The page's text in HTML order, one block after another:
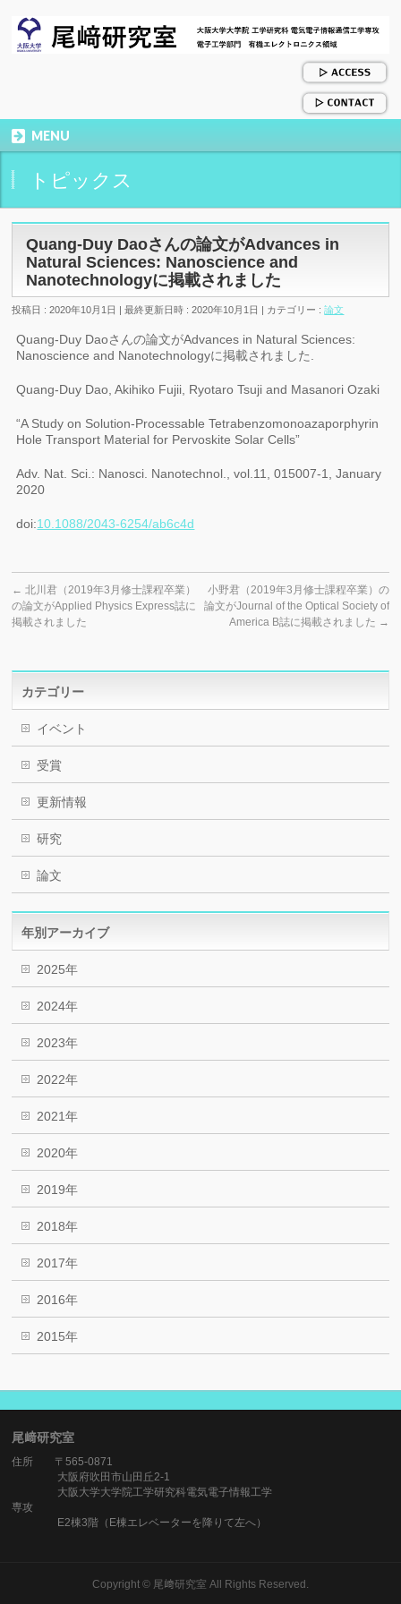
MENU
トピックス
Quang-Duy Daoさんの論文がAdvances in
Natural Sciences: Nanoscience and
Nanotechnologyに掲載されました
投稿日 : 2020年10月1日 最終更新日時 : 2020年10月1日 カテゴリー :論文
Quang-Duy Daoさんの論文がAdvances in Natural Sciences:
Nanoscience and Nanotechnologyに掲載されました.
Quang-Duy Dao, Akihiko Fujii, Ryotaro Tsuji and Masanori Ozaki
“A Study on Solution-Processable Tetrabenzomonoazaporphyrin
Hole Transport Material for Pervoskite Solar Cells”
Adv. Nat. Sci.: Nanosci. Nanotechnol., vol.11, 015007-1, January
2020
doi:10.1088/2043-6254/ab6c4d
← 北川君（2019年3月修士課程卒業）
の論文がApplied Physics Express誌に
掲載されました
小野君（2019年3月修士課程卒業）の
論文がJournal of the Optical Society of
America B誌に掲載されました →
カテゴリー
イベント
受賞
更新情報
研究
論文
年別アーカイブ
2025年
2024年
2023年
2022年
2021年
2020年
2019年
2018年
2017年
2016年
2015年
尾﨑研究室
住所 〒565-0871
大阪府吹田市山田丘2-1
大阪大学大学院工学研究科電気電子情報工学
専攻
E2棟3階（E棟エレベーターを降りて左へ）
Copyright © 尾﨑研究室 All Rights Reserved.